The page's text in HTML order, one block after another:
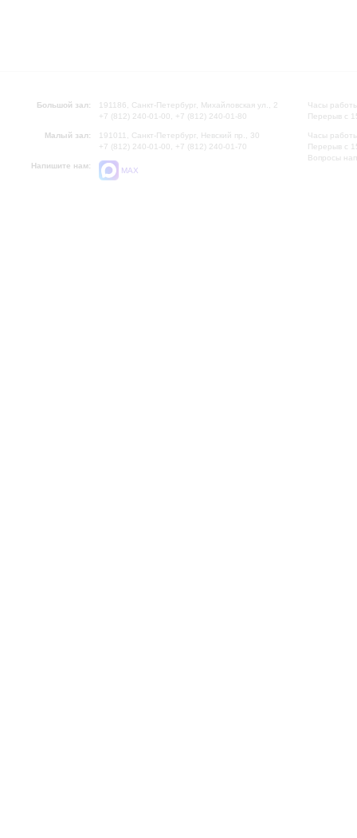
Большой зал:
191186, Санкт-Петербург, Михайловская ул., 2
+7 (812) 240-01-00, +7 (812) 240-01-80
Малый зал:
191011, Санкт-Петербург, Невский пр., 30
+7 (812) 240-01-00, +7 (812) 240-01-70
Напишите нам:
MAX
Часы
Перерыв с
Часы
Перерыв с
Вопросы